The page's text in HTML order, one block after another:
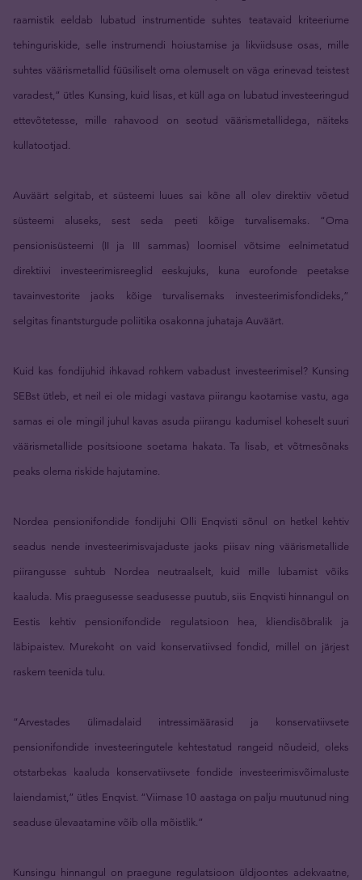
raamistik eeldab lubatud instrumentide suhtes teatavaid kriteeriume
tehinguriskide, selle instrumendi hoiustamise ja likviidsuse osas, mille
suhtes väärismetallid füüsiliselt oma olemuselt on väga erinevad teistest
varadest,” ütles Kunsing, kuid lisas, et küll aga on lubatud investeeringud
ettevõtetesse, mille rahavood on seotud väärismetallidega, näiteks
kullatootjad.
Auväärt selgitab, et süsteemi luues sai kõne all olev direktiiv võetud
süsteemi aluseks, sest seda peeti kõige turvalisemaks. “Oma
pensionisüsteemi (II ja III sammas) loomisel võtsime eelnimetatud
direktiivi investeerimisreeglid eeskujuks, kuna eurofonde peetakse
tavainvestorite jaoks kõige turvalisemaks investeerimisfondideks,”
selgitas finantsturgude poliitika osakonna juhataja Auväärt.
Kuid kas fondijuhid ihkavad rohkem vabadust investeerimisel? Kunsing
SEBst ütleb, et neil ei ole midagi vastava piirangu kaotamise vastu, aga
samas ei ole mingil juhul kavas asuda piirangu kadumisel koheselt suuri
väärismetallide positsioone soetama hakata. Ta lisab, et võtmesõnaks
peaks olema riskide hajutamine.
Nordea pensionifondide fondijuhi Olli Enqvisti sõnul on hetkel kehtiv
seadus nende investeerimisvajaduste jaoks piisav ning väärismetallide
piirangusse suhtub Nordea neutraalselt, kuid mille lubamist võiks
kaaluda. Mis praegusesse seadusesse puutub, siis Enqvisti hinnangul on
Eestis kehtiv pensionifondide regulatsioon hea, kliendisõbralik ja
läbipaistev. Murekoht on vaid konservatiivsed fondid, millel on järjest
raskem teenida tulu.
“Arvestades ülimadalaid intressimäärasid ja konservatiivsete
pensionifondide investeeringutele kehtestatud rangeid nõudeid, oleks
otstarbekas kaaluda konservatiivsete fondide investeerimisvõimaluste
laiendamist,” ütles Enqvist. “Viimase 10 aastaga on palju muutunud ning
seaduse ülevaatamine võib olla mõistlik.”
Kunsingu hinnangul on praegune regulatsioon üldjoontes adekvaatne,